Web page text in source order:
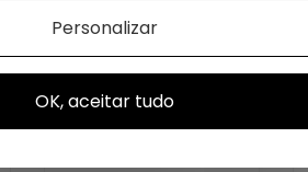
OK, aceitar tudo
Personalizar